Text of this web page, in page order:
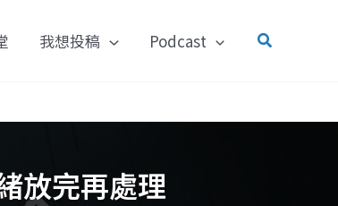
我想投稿 Podcast
搜
放完再處理